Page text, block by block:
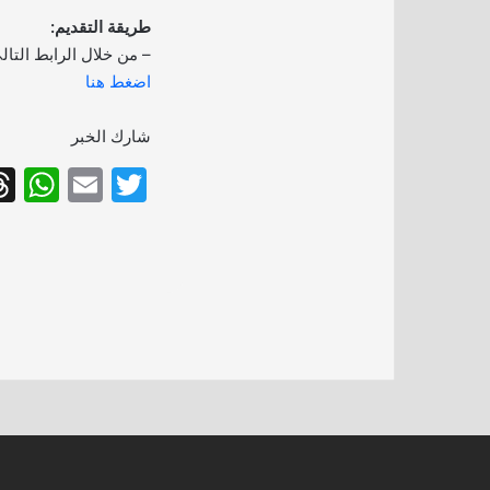
طريقة التقديم:
– من خلال الرابط
اضغط هنا
شارك الخبر
T
E
W